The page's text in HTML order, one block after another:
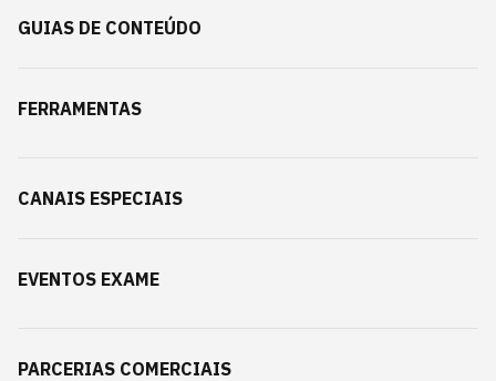
GUIAS DE CONTEÚDO
FERRAMENTAS
CANAIS ESPECIAIS
EVENTOS EXAME
PARCERIAS COMERCIAIS